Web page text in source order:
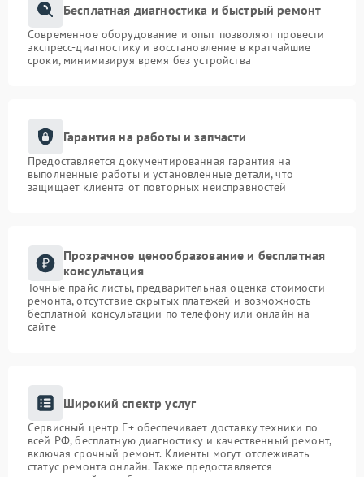
Бесплатная диагностика и быстрый ремонт
Современное оборудование и опыт позволяют провести
экспресс-диагностику и восстановление в кратчайшие
сроки, минимизируя время без устройства
Гарантия на работы и запчасти
Предоставляется документированная гарантия на
выполненные работы и установленные детали, что
защищает клиента от повторных неисправностей
Прозрачное ценообразование и бесплатная
консультация
Точные прайс-листы, предварительная оценка стоимости
ремонта, отсутствие скрытых платежей и возможность
бесплатной консультации по телефону или онлайн на
сайте
Широкий спектр услуг
Сервисный центр F+ обеспечивает доставку техники по
всей РФ, бесплатную диагностику и качественный ремонт,
включая срочный ремонт. Клиенты могут отслеживать
статус ремонта онлайн. Также предоставляется